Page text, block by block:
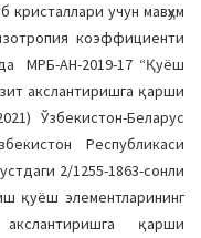
кристаллари учун мавҳум
коэффициенти
МРБ-AН-2019-17 “Қуёш
акслантиришга қарши
Ўзбекистон-Беларус
Республикаси
2/1255-1863-сонли
қуёш элементларининг
қарши